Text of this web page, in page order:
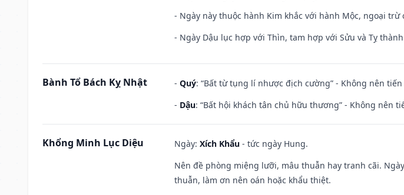
- Ngày này thuộc hành Kim khắc với hành Mộc, ngoại trừ
- Ngày Dậu lục hợp với Thìn, tam hợp với Sửu và Tỵ
Bành Tổ Bách Kỵ Nhật - Quý: “Bất từ tụng lí nhược địch cường” - Không nên
- Dậu: “Bất hội khách tân chủ hữu thương” - Không nên
Khổng Minh Lục Diệu Ngày: Xích Khẩu - tức ngày Hung.
Nên đề phòng miệng lưỡi, mâu thuẫn hay tranh cãi.
thuẫn, làm ơn nên oán hoặc khẩu thiệt.